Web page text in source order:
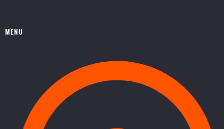
MENU